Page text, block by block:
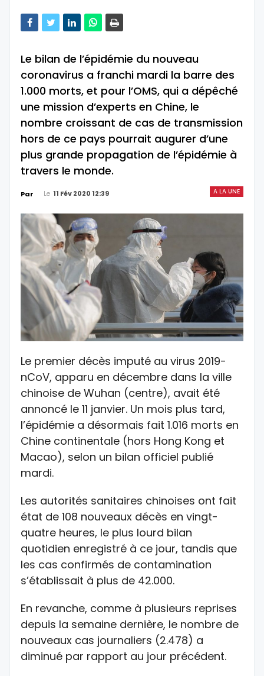
Le bilan de l’épidémie du nouveau
coronavirus a franchi mardi la barre des
1.000 morts, et pour l’OMS, qui a dépêché
une mission d’experts en Chine, le
nombre croissant de cas de transmission
hors de ce pays pourrait augurer d’une
plus grande propagation de l’épidémie à
travers le monde.
A LA UNE
Par Le 11 Fév 2020 12:39
Le premier décès imputé au virus 2019-
nCoV, apparu en décembre dans la ville
chinoise de Wuhan (centre), avait été
annoncé le 11 janvier. Un mois plus tard,
l’épidémie a désormais fait 1.016 morts en
Chine continentale (hors Hong Kong et
Macao), selon un bilan officiel publié
mardi.
Les autorités sanitaires chinoises ont fait
état de 108 nouveaux décès en vingt-
quatre heures, le plus lourd bilan
quotidien enregistré à ce jour, tandis que
les cas confirmés de contamination
s’établissait à plus de 42.000.
En revanche, comme à plusieurs reprises
depuis la semaine dernière, le nombre de
nouveaux cas journaliers (2.478) a
diminué par rapport au jour précédent.